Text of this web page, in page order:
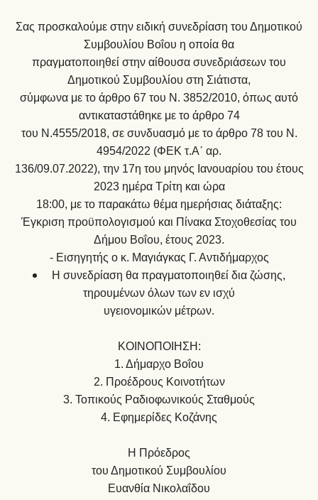
Σας προσκαλούμε στην ειδική συνεδρίαση του Δημοτικού
Συμβουλίου Βοΐου η οποία θα
πραγματοποιηθεί στην αίθουσα συνεδριάσεων του
Δημοτικού Συμβουλίου στη Σιάτιστα,
σύμφωνα με το άρθρο 67 του Ν. 3852/2010, όπως αυτό
αντικαταστάθηκε με το άρθρο 74
του Ν.4555/2018, σε συνδυασμό με το άρθρο 78 του Ν.
4954/2022 (ΦΕΚ τ.Α΄ αρ.
136/09.07.2022), την 17η του μηνός Ιανουαρίου του έτους
2023 ημέρα Τρίτη και ώρα
18:00, με το παρακάτω θέμα ημερήσιας διάταξης:
Έγκριση προϋπολογισμού και Πίνακα Στοχοθεσίας του
Δήμου Βοΐου, έτους 2023.
- Εισηγητής ο κ. Μαγιάγκας Γ. Αντιδήμαρχος
Η συνεδρίαση θα πραγματοποιηθεί δια ζώσης,
τηρουμένων όλων των εν ισχύ
υγειονομικών μέτρων.
ΚΟΙΝΟΠΟΙΗΣΗ:
1. Δήμαρχο Βοΐου
2. Προέδρους Κοινοτήτων
3. Τοπικούς Ραδιοφωνικούς Σταθμούς
4. Εφημερίδες Κοζάνης
Η Πρόεδρος
του Δημοτικού Συμβουλίου
Ευανθία Νικολαΐδου